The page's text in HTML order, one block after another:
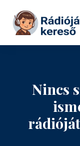
Tovább a
Nincs